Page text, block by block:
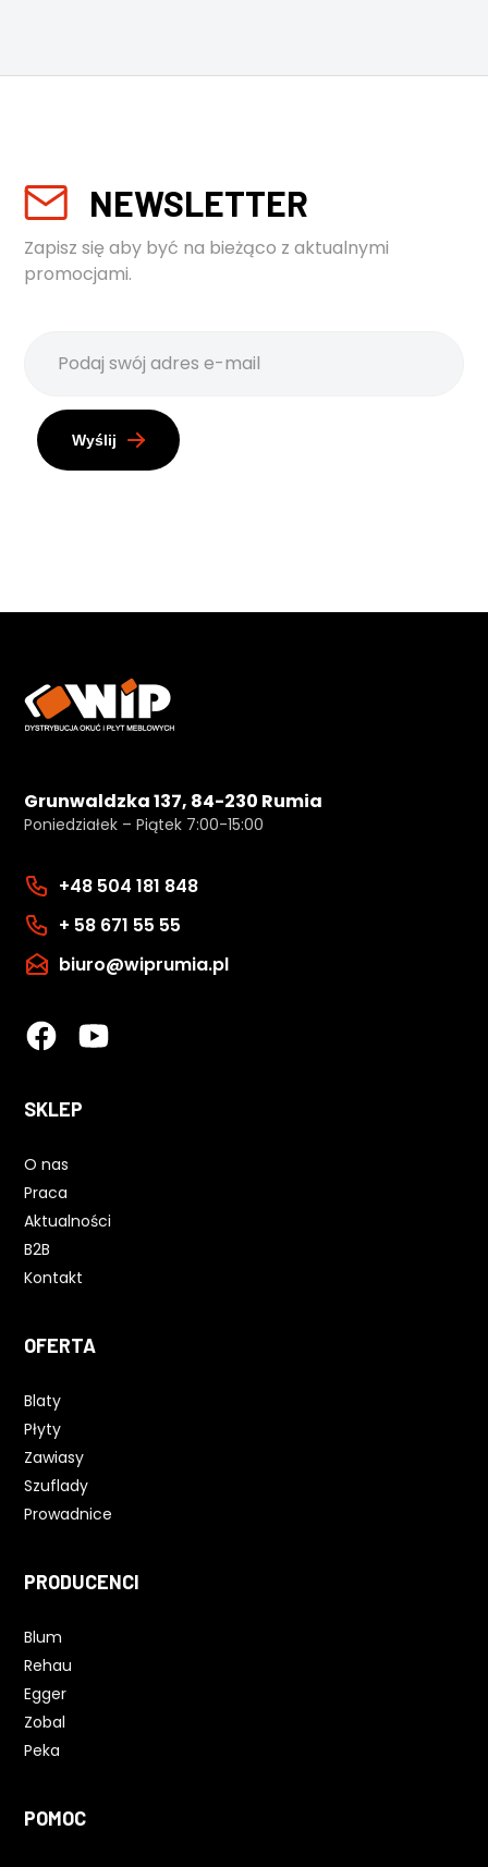
NEWSLETTER
Zapisz się aby być na bieżąco z aktualnymi
promocjami.
Wyślij
Grunwaldzka 137, 84-230 Rumia
Poniedziałek – Piątek 7:00-15:00
+48 504 181 848
+ 58 671 55 55
biuro@wiprumia.pl
SKLEP
O nas
Praca
Aktualności
B2B
Kontakt
OFERTA
Blaty
Płyty
Zawiasy
Szuflady
Prowadnice
PRODUCENCI
Blum
Rehau
Egger
Zobal
Peka
POMOC